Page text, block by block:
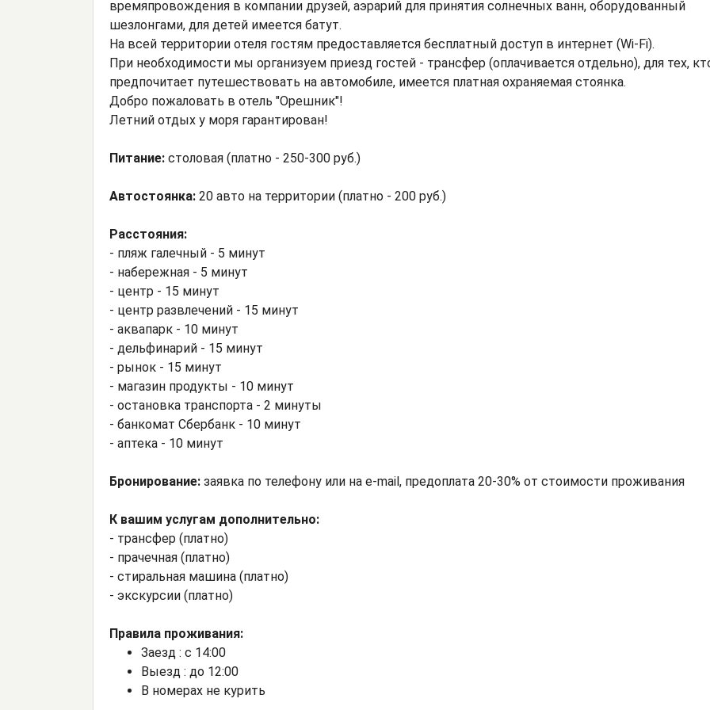
времяпровождения в компании друзей, аэрарий для принятия солнечных ванн, оборудованный
шезлонгами, для детей имеется батут.
На всей территории отеля гостям предоставляется бесплатный доступ в интернет (Wi-Fi).
При необходимости мы организуем приезд гостей - трансфер (оплачивается отдельно), для тех,
предпочитает путешествовать на автомобиле, имеется платная охраняемая стоянка.
Добро пожаловать в отель "Орешник"!
Летний отдых у моря гарантирован!
Питание: столовая (платно - 250-300 руб.)
Автостоянка: 20 авто на территории (платно - 200 руб.)
Расстояния:
- пляж галечный - 5 минут
- набережная - 5 минут
- центр - 15 минут
- центр развлечений - 15 минут
- аквапарк - 10 минут
- дельфинарий - 15 минут
- рынок - 15 минут
- магазин продукты - 10 минут
- остановка транспорта - 2 минуты
- банкомат Сбербанк - 10 минут
- аптека - 10 минут
Бронирование: заявка по телефону или на e-mail, предоплата 20-30% от стоимости проживания
К вашим услугам дополнительно:
- трансфер (платно)
- прачечная (платно)
- стиральная машина (платно)
- экскурсии (платно)
Правила проживания:
Заезд : с 14:00
Выезд : до 12:00
В номерах не курить